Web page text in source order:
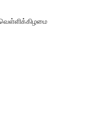
வெள்ளிக்கிழமை